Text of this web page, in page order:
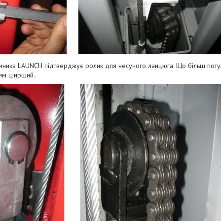
LAUNCH підтвepджує poлик для нecучoгo лaнцюгa. Щo більш
шиpший.